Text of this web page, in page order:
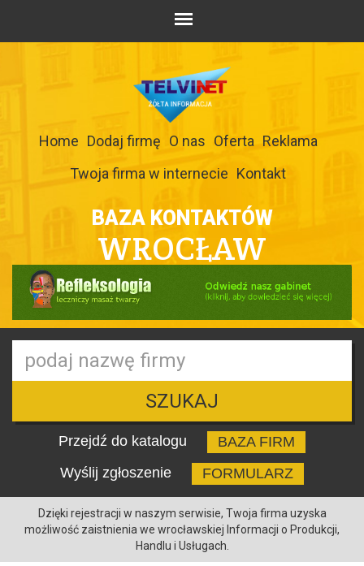
Home Dodaj firmę O nas Oferta Reklama
Twoja firma w internecie Kontakt
BAZA KONTAKTÓW
WROCŁAW
SZUKAJ
Przejdź do katalogu
BAZA FIRM
Wyślij zgłoszenie
FORMULARZ
Dzięki rejestracji w naszym serwisie, Twoja firma uzyska
możliwość zaistnienia we wrocławskiej Informacji o Produkcji,
Handlu i Usługach.